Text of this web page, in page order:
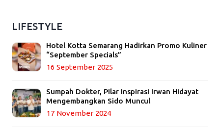
LIFESTYLE
Hotel Kotta Semarang Hadirkan Promo Kuliner
“September Specials”
16 September 2025
Sumpah Dokter, Pilar Inspirasi Irwan Hidayat
Mengembangkan Sido Muncul
17 November 2024